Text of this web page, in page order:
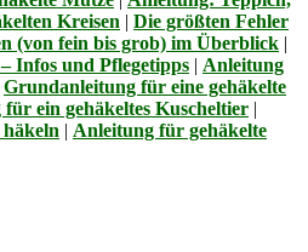
Kreisen | Die größten Fehler
(von fein bis grob) im Überblick |
Infos und Pflegetipps | Anleitung
Grundanleitung für eine gehäkelte
ein gehäkeltes Kuscheltier |
| Anleitung für gehäkelte